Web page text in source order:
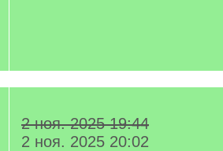
2 ноя. 2025 19:44
2 ноя. 2025 20:02